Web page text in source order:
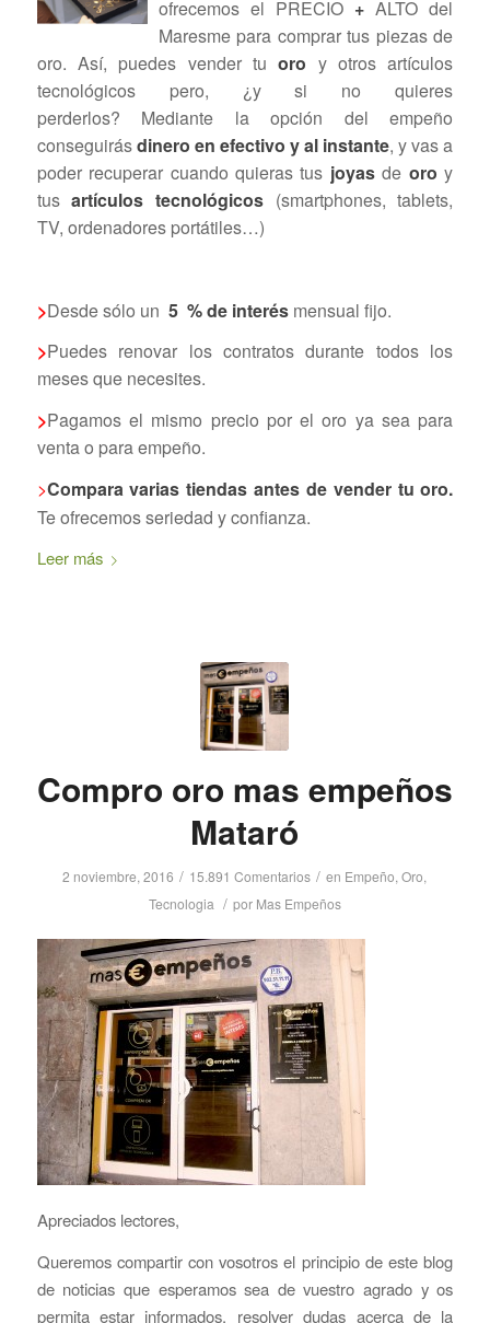
ofrecemos el PRECIO + ALTO del
Maresme para comprar tus piezas de
oro. Así, puedes vender tuoro y otros artículos
tecnológicos pero, ¿y si no quieres
perderlos? Mediante la opción del empeño
conseguirásdinero en efectivo y al instante, y vas a
poder recuperar cuando quieras tus joyasde oro y
tusartículos tecnológicos (smartphones, tablets,
TV, ordenadores portátiles…)
>Desde sólo un 5 % de interésmensual fijo.
>Puedes renovar los contratos durante todos los
meses que necesites.
>Pagamos el mismo precio por el oro ya sea para
venta o para empeño.
>Compara varias tiendas antes de vender tu oro.
Te ofrecemos seriedad y confianza.
Leer más
Compro oro mas empeños
Mataró
2 noviembre, 2016 / 15.891 Comentarios / en Empeño,Oro,
Tecnologia / por Mas Empeños
Apreciados lectores,
Queremos compartir con vosotros el principio de este blog
de noticias que esperamos sea de vuestro agrado y os
permita estar informados, resolver dudas acerca de la